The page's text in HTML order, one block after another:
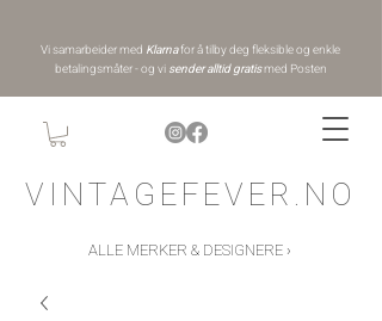
VINTAGEFEVER.NO
Vi samarbeider med Klarnafor å tilby deg fleksible og enkle
betalingsmåter - og vi sender alltid gratismed Posten
ALLE MERKER & DESIGNERE ›